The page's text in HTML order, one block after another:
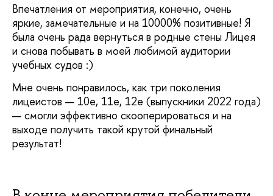
Впечатления от мероприятия, конечно, очень
яркие, замечательные и на 10000% позитивные! Я
была очень рада вернуться в родные стены Лицея
и снова побывать в моей любимой аудитории
учебных судов :)
Мне очень понравилось, как три поколения
лицеистов — 10е, 11е, 12е (выпускники 2022 года)
— смогли эффективно скооперироваться и на
выходе получить такой крутой финальный
результат!